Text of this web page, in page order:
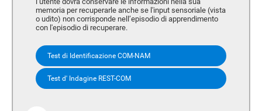
memoria per recuperarle anche se l'input sensoriale (vista
o udito) non corrisponde nell’episodio di apprendimento
con l'episodio di recuperare.
Test di Identificazione COM-NAM
Test d' Indagine REST-COM